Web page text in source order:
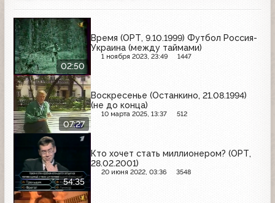
02:50
Время (ОРТ, 9.10.1999) Футбол Россия-
Украина (между таймами)
1 ноября 2023, 23:49 1447
07:27
Воскресенье (Останкино, 21.08.1994)
(не до конца)
10 марта 2025, 13:37 512
54:35
Кто хочет стать миллионером? (ОРТ,
28.02.2001)
20 июня 2022, 03:36 3548